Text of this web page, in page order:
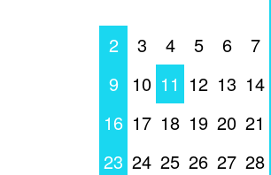
2
3 4 5 6 7
9
10 11 12 13 14
16 17 18 19 20 21
23 24 25 26 27 28